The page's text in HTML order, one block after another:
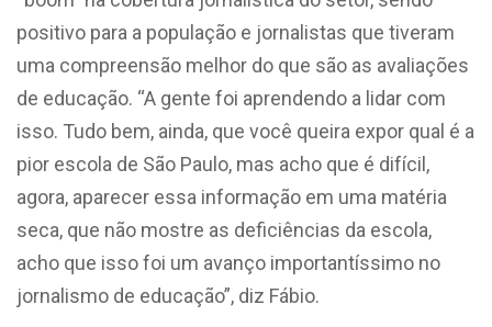
positivo para a população e jornalistas que tiveram
uma compreensão melhor do que são as avaliações
de educação. “A gente foi aprendendo a lidar com
isso. Tudo bem, ainda, que você queira expor qual é a
pior escola de São Paulo, mas acho que é difícil,
agora, aparecer essa informação em uma matéria
seca, que não mostre as deficiências da escola,
acho que isso foi um avanço importantíssimo no
jornalismo de educação”, diz Fábio.